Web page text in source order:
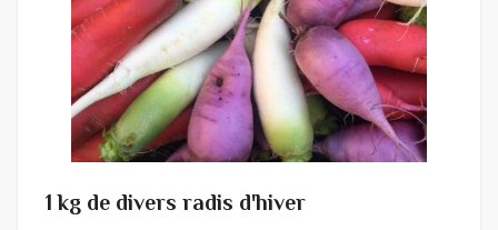
1 kg de divers radis d'hiver
+ de détails